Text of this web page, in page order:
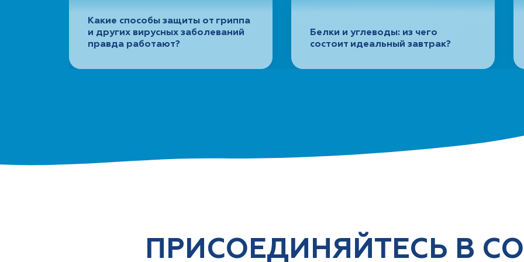
Какие способы защиты от гриппа
и других вирусных заболеваний
правда работают?
Белки и углеводы: из чего
состоит идеальный завтрак?
ПРИСОЕДИНЯЙТЕСЬ В